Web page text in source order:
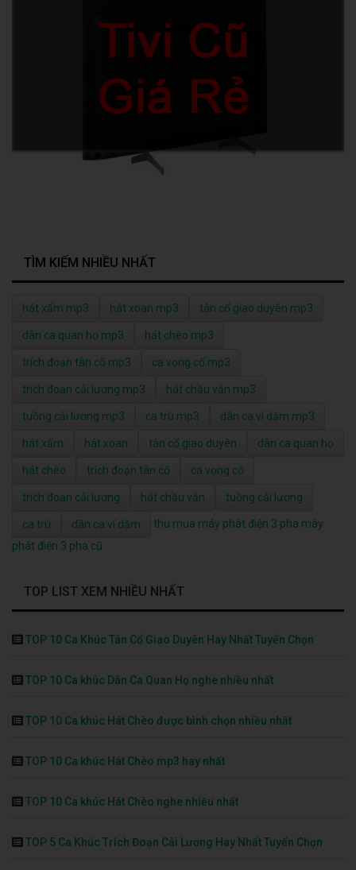
TÌM KIẾM NHIỀU NHẤT
hát xẩm mp3 hát xoan mp3 tân cổ giao duyên mp3
dân ca quan họ mp3 hát chèo mp3
trích đoạn tân cổ mp3 ca vọng cổ mp3
trích đoạn cải lương mp3 hát chầu văn mp3
tuồng cải lương mp3 ca trù mp3 dân ca ví dặm mp3
hát xẩm hát xoan tân cổ giao duyên dân ca quan họ
hát chèo trích đoạn tân cổ ca vọng cổ
trích đoạn cải lương hát chầu văn tuồng cải lương
ca trù dân ca ví dặm thu mua máy phát điện 3 pha máy
phát điện 3 pha cũ
TOP LIST XEM NHIỀU NHẤT
TOP 10 Ca Khúc Tân Cổ Giao Duyên Hay Nhất Tuyển Chọn
TOP 10 Ca khúc Dân Ca Quan Họ nghe nhiều nhất
TOP 10 Ca khúc Hát Chèo được bình chọn nhiều nhất
TOP 10 Ca khúc Hát Chèo mp3 hay nhất
TOP 10 Ca khúc Hát Chèo nghe nhiều nhất
TOP 5 Ca Khúc Trích Đoạn Cải Lương Hay Nhất Tuyển Chọn